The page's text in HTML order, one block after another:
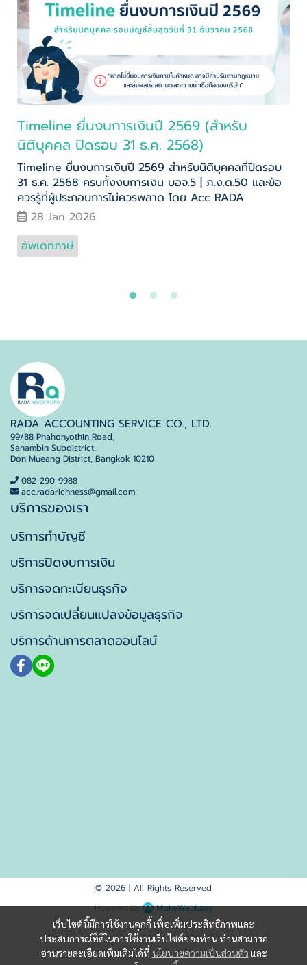
Timeline ยื่นงบการเงินปี 2569 (สำหรับ
นิติบุคคล ปิดรอบ 31 ธ.ค. 2568)
Timeline ยื่นงบการเงินปี 2569 สำหรับนิติบุคคลที่ปิดรอบ
31 ธ.ค. 2568 ครบทั้งงบการเงิน บอจ.5 | ภ.ง.ด.50 และข้อ
ควรรู้ที่ผู้ประกอบการไม่ควรพลาด โดย Acc RADA
28 Jan 2026
อัพเดทภาษี
เว็บไซต์นี้มีการใช้งานคุกกี้ เพื่อเพิ่มประสิทธิภาพและ
ประสบการณ์ที่ดีในการใช้งานเว็บไซต์ของท่าน ท่านสามารถ
อ่านรายละเอียดเพิ่มเติมได้ที่ นโยบายความเป็นส่วนตัว และ
RADA ACCOUNTING SERVICE CO., LTD.
99/88 Phahonyothin Road,
Sanambin Subdistrict,
Don Mueang District, Bangkok 10210
082-290-9988
acc.radarichness@gmail.com
บริการของเรา
บริการทำบัญชี
บริการปิดงบการเงิน
บริการจดทะเบียนธุรกิจ
บริการจดเปลี่ยนแปลงข้อมูลธุรกิจ
บริการด้านการตลาดออนไลน์
© 2026 | All Rights Reserved
Powered By MakeWebEasy